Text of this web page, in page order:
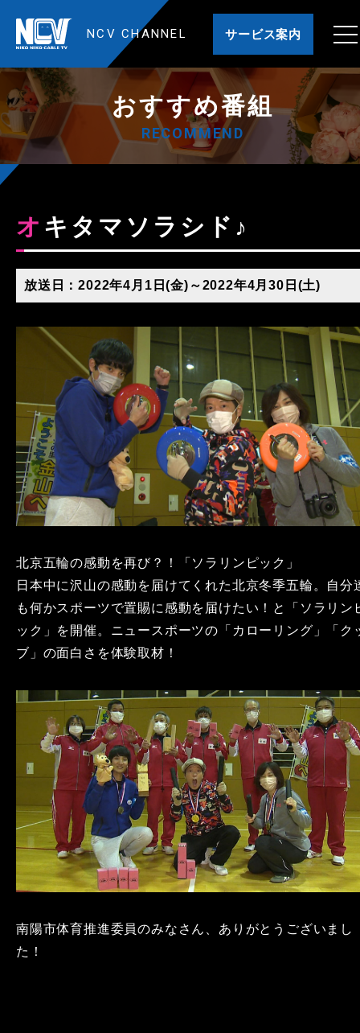
NCV CHANNEL サービス案内
おすすめ番組
RECOMMEND
オキタマソラシド♪
放送日：2022年4月1日(金)～2022年4月30日(土)
北京五輪の感動を再び？！「ソラリンピック」
日本中に沢山の感動を届けてくれた北京冬季五輪。自分
も何かスポーツで置賜に感動を届けたい！と「ソラリン
ック」を開催。ニュースポーツの「カローリング」「ク
ブ」の面白さを体験取材！
南陽市体育推進委員のみなさん、ありがとうございまし
た！